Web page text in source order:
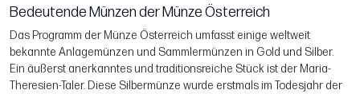
Bedeutende Münzen der Münze Österreich
Das Programm der Münze Österreich umfasst einige weltweit
bekannte Anlagemünzen und Sammlermünzen in Gold und Silber.
Ein äußerst anerkanntes und traditionsreiche Stück ist der Maria-
Theresien-Taler. Diese Silbermünze wurde erstmals im Todesjahr der